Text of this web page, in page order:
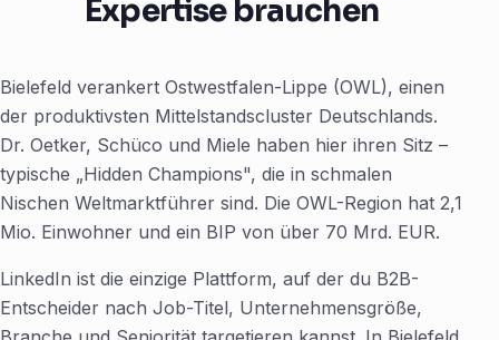
Expertise brauchen
Bielefeld verankert Ostwestfalen-Lippe (OWL), einen
der produktivsten Mittelstandscluster Deutschlands.
Dr. Oetker, Schüco und Miele haben hier ihren Sitz –
typische „Hidden Champions", die in schmalen
Nischen Weltmarktführer sind. Die OWL-Region hat 2,1
Mio. Einwohner und ein BIP von über 70 Mrd. EUR.
LinkedIn ist die einzige Plattform, auf der du B2B-
Entscheider nach Job-Titel, Unternehmensgröße,